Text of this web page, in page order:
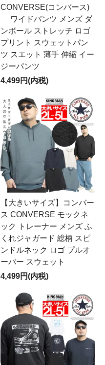
CONVERSE(コンバース)
ワイドパンツ メンズ ダ
ンボール ストレッチ ロゴ
プリント スウェットパン
ツ スエット 薄手 伸縮 イー
ジーパンツ
4,499円(内税)
【大きいサイズ】コンバー
ス CONVERSE モックネ
ック トレーナー メンズ ふ
くれジャガード 総柄 スピ
ンドルネック ロゴ プルオ
ーバー スウェット
4,499円(内税)